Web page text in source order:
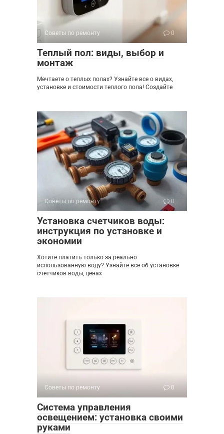
Советы по ремонту 0
Теплый пол: виды, выбор и
монтаж
Мечтаете о теплых полах? Узнайте все о видах,
установке и стоимости теплого пола! Создайте
Советы по ремонту 0
Установка счетчиков воды:
инструкция по установке и
экономии
Хотите платить только за реально
использованную воду? Узнайте все об установке
счетчиков воды, ценах
Советы по ремонту 0
Система управления
освещением: установка своими
руками